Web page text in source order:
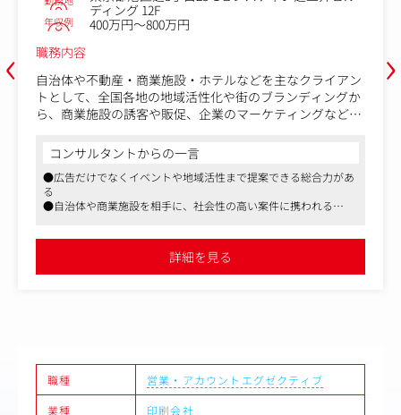
‹
ディング 12F
年収例
400万円～800万円
職務内容
自治体や不動産・商業施設・ホテルなどを主なクライアン
トとして、全国各地の地域活性化や街のブランディングか
ら、商業施設の誘客や販促、企業のマーケティングなどに
営業兼プロデューサーとして、クライアントが抱えている
あらゆる課題に対して、広告・プロモーションを中心とし
た総合的な企画提案やプロジェクト推進を担っていただき
ます。
・広告プロモーションの企画・実施
【ポジションの魅力】
・観光に強みを持つJTBグループの総合広告代理店機能
コンサルタントからの一言
●広告だけでなくイベントや地域活性まで提案できる総合力があ
る
●自治体や商業施設を相手に、社会性の高い案件に携われる
詳細を見る
›
職種
営業・アカウントエグゼクティブ
業種
印刷会社